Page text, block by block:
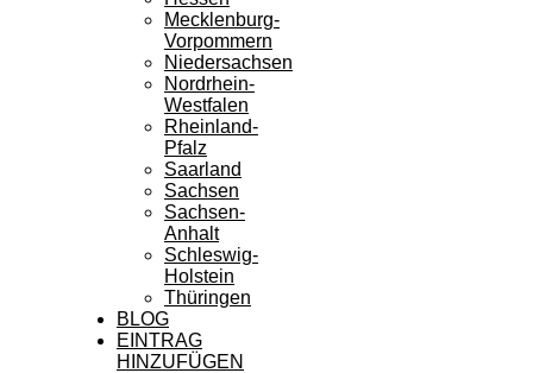
Mecklenburg-
Vorpommern
Niedersachsen
Nordrhein-
Westfalen
Rheinland-
Pfalz
Saarland
Sachsen
Sachsen-
Anhalt
Schleswig-
Holstein
Thüringen
BLOG
EINTRAG
HINZUFÜGEN